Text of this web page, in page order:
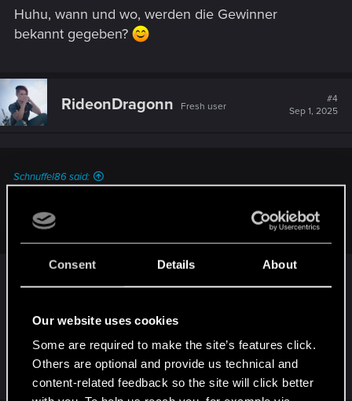
Consent Details About
Our website uses cookies
Some are required to make the site’s features click.
Others are optional and provide us technical and
content-related feedback so the site will click better
Huhu, wann und wo, werden die Gewinner
bekannt gegeben?
RideonDragonn Fresh user
#4
Sep 1, 2025
Schnuffel86 said:
gegeben?
Schau mal auf der englischen Forumseite zum
Contest da sind die Gewinner bekannt gegeben
hast
R
e
Schnuffel86